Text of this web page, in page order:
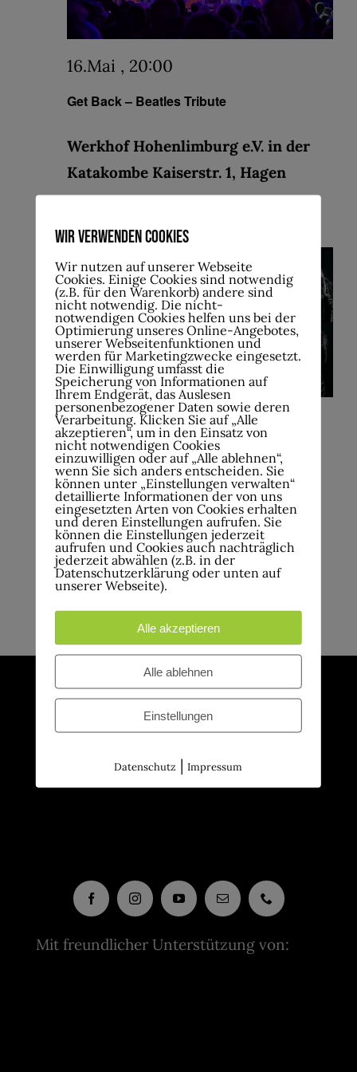
Get Back – Beatles Tribute
16.Mai , 20:00
Werkhof Hohenlimburg e.V. in der
Katakombe Kaiserstr. 1, Hagen
Absolutely Toto – Toto Tribute
30.Mai , 20:00
Werkhof Hohenlimburg e.V. in der
Katakombe Kaiserstr. 1, Hagen
€15.00
Mit freundlicher Unterstützung von:
Wir verwenden Cookies
Wir nutzen auf unserer Webseite
Cookies. Einige Cookies sind notwendig
(z.B. für den Warenkorb) andere sind
nicht notwendig. Die nicht-
notwendigen Cookies helfen uns bei der
Optimierung unseres Online-Angebotes,
unserer Webseitenfunktionen und
werden für Marketingzwecke eingesetzt.
Die Einwilligung umfasst die
Speicherung von Informationen auf
Ihrem Endgerät, das Auslesen
personenbezogener Daten sowie deren
Verarbeitung. Klicken Sie auf „Alle
akzeptieren“, um in den Einsatz von
nicht notwendigen Cookies
einzuwilligen oder auf „Alle ablehnen“,
wenn Sie sich anders entscheiden. Sie
können unter „Einstellungen verwalten“
detaillierte Informationen der von uns
eingesetzten Arten von Cookies erhalten
und deren Einstellungen aufrufen. Sie
können die Einstellungen jederzeit
aufrufen und Cookies auch nachträglich
jederzeit abwählen (z.B. in der
Datenschutzerklärung oder unten auf
unserer Webseite).
Alle akzeptieren
Alle ablehnen
Einstellungen
Datenschutz |Impressum